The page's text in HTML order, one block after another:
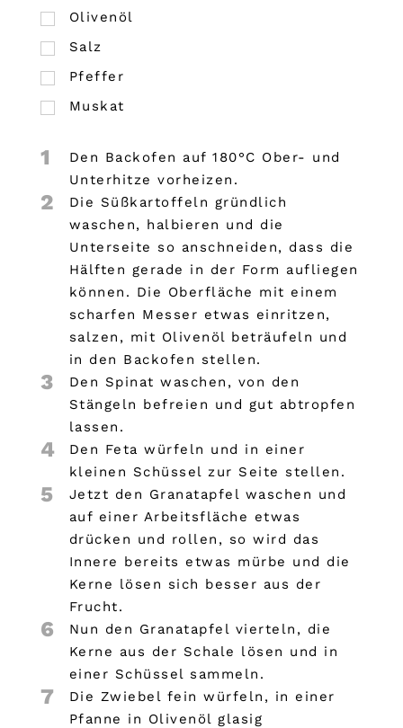
Olivenöl
Salz
Pfeffer
Muskat
1
Den Backofen auf 180°C Ober- und
Unterhitze vorheizen.
2
Die Süßkartoffeln gründlich
waschen, halbieren und die
Unterseite so anschneiden, dass die
Hälften gerade in der Form aufliegen
können. Die Oberfläche mit einem
scharfen Messer etwas einritzen,
salzen, mit Olivenöl beträufeln und
in den Backofen stellen.
3
Den Spinat waschen, von den
Stängeln befreien und gut abtropfen
lassen.
4
Den Feta würfeln und in einer
kleinen Schüssel zur Seite stellen.
5
Jetzt den Granatapfel waschen und
auf einer Arbeitsfläche etwas
drücken und rollen, so wird das
Innere bereits etwas mürbe und die
Kerne lösen sich besser aus der
Frucht.
6
Nun den Granatapfel vierteln, die
Kerne aus der Schale lösen und in
einer Schüssel sammeln.
7
Die Zwiebel fein würfeln, in einer
Pfanne in Olivenöl glasig